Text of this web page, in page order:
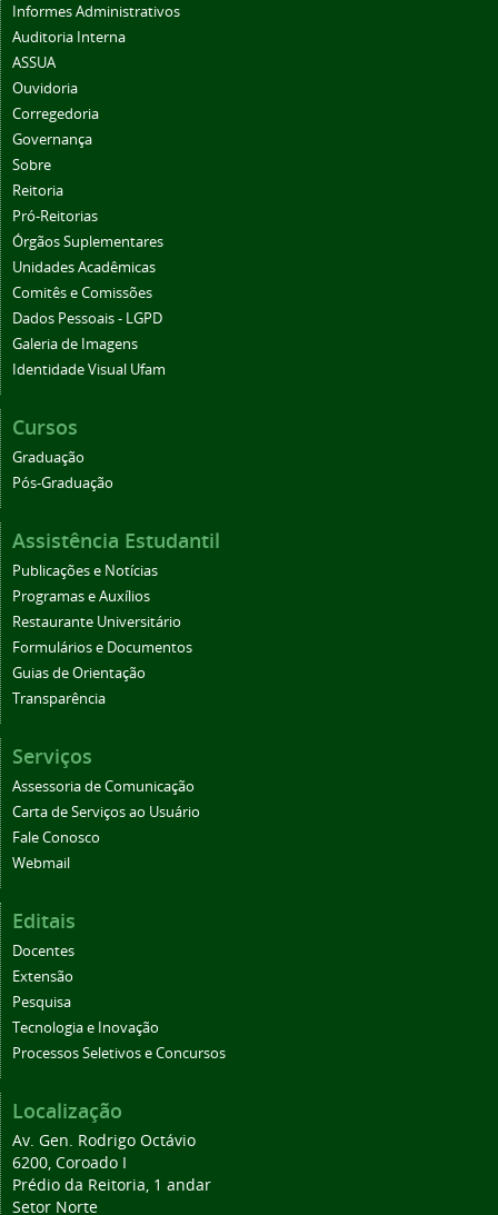
Informes Administrativos
Auditoria Interna
ASSUA
Ouvidoria
Corregedoria
Governança
Sobre
Reitoria
Pró-Reitorias
Órgãos Suplementares
Unidades Acadêmicas
Comitês e Comissões
Dados Pessoais - LGPD
Galeria de Imagens
Identidade Visual Ufam
Cursos
Graduação
Pós-Graduação
Assistência Estudantil
Publicações e Notícias
Programas e Auxílios
Restaurante Universitário
Formulários e Documentos
Guias de Orientação
Transparência
Serviços
Assessoria de Comunicação
Carta de Serviços ao Usuário
Fale Conosco
Webmail
Editais
Docentes
Extensão
Pesquisa
Tecnologia e Inovação
Processos Seletivos e Concursos
Localização
Av. Gen. Rodrigo Octávio
6200, Coroado I
Prédio da Reitoria, 1 andar
Setor Norte